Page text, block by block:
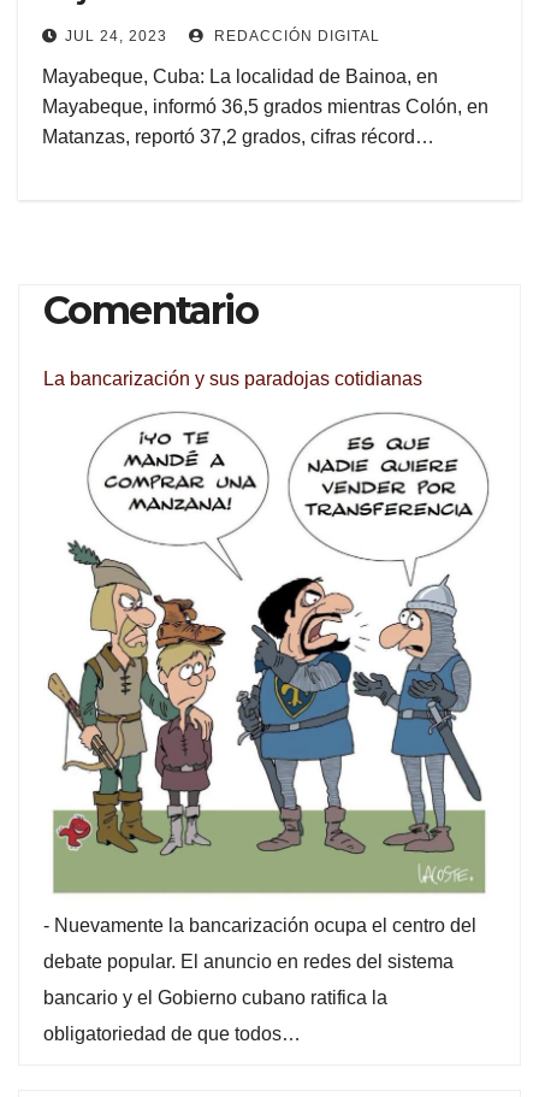
JUL 24, 2023 REDACCIÓN DIGITAL
Mayabeque, Cuba: La localidad de Bainoa, en
Mayabeque, informó 36,5 grados mientras Colón, en
Matanzas, reportó 37,2 grados, cifras récord…
Comentario
La bancarización y sus paradojas cotidianas
- Nuevamente la bancarización ocupa el centro del
debate popular. El anuncio en redes del sistema
bancario y el Gobierno cubano ratifica la
obligatoriedad de que todos…